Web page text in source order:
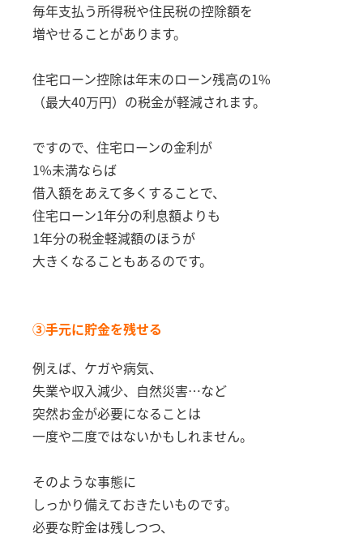
毎年支払う所得税や住民税の控除額を
増やせることがあります。
住宅ローン控除は年末のローン残高の1%
（最大40万円）の税金が軽減されます。
ですので、住宅ローンの金利が
1%未満ならば
借入額をあえて多くすることで、
住宅ローン1年分の利息額よりも
1年分の税金軽減額のほうが
大きくなることもあるのです。
③手元に貯金を残せる
例えば、ケガや病気、
失業や収入減少、自然災害…など
突然お金が必要になることは
一度や二度ではないかもしれません。
そのような事態に
しっかり備えておきたいものです。
必要な貯金は残しつつ、